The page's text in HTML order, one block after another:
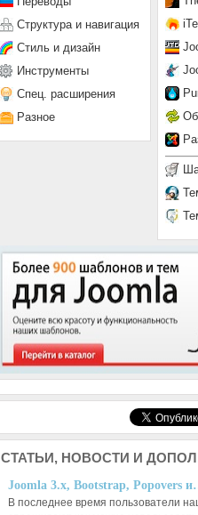
Структура и навигация
Стиль и дизайн
Инструменты
Спец. расширения
Разное
СТАТЬИ, НОВОСТИ И
Joomla 3.x, Bootstrap, Popovers
В последнее время пользователи